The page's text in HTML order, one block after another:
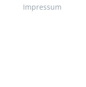
Impressum